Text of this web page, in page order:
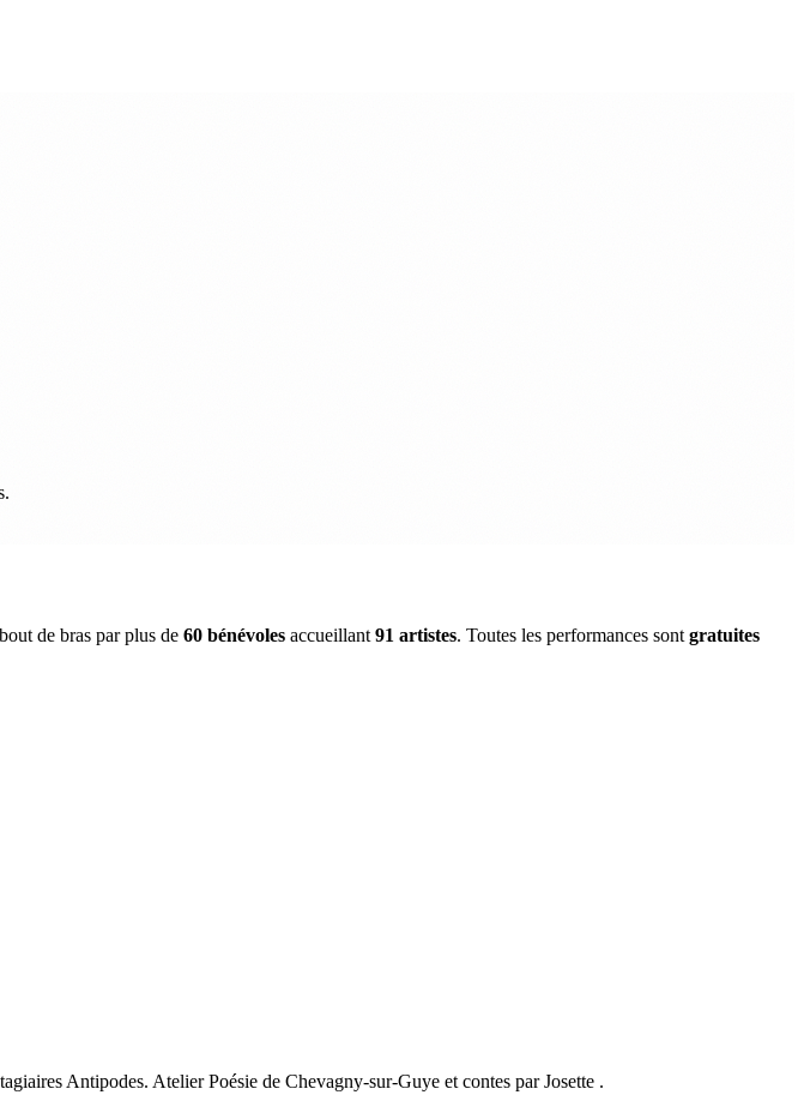
de bras par plus de 60 bénévoles accueillant 91 artistes. Toutes les performances sont gratuites
Antipodes. Atelier Poésie de Chevagny-sur-Guye et contes par Josette .